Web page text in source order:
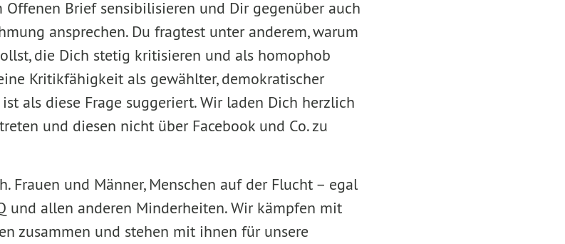
Brief sensibilisieren und Dir gegenüber auch
ansprechen. Du fragtest unter anderem, warum
die Dich stetig kritisieren und als homophob
Kritikfähigkeit als gewählter, demokratischer
als diese Frage suggeriert. Wir laden Dich herzlich
und diesen nicht über Facebook und Co. zu
Frauen und Männer, Menschen auf der Flucht – egal
und allen anderen Minderheiten. Wir kämpfen mit
zusammen und stehen mit ihnen für unsere